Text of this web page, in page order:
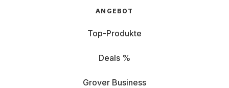
ANGEBOT
Top-Produkte
Deals %
Grover Business